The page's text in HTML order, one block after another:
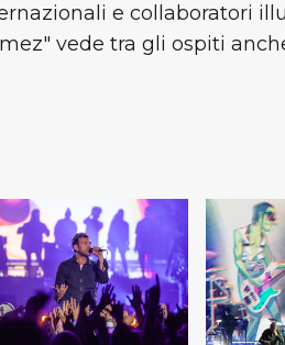
e collaboratori
vede tra gli ospiti